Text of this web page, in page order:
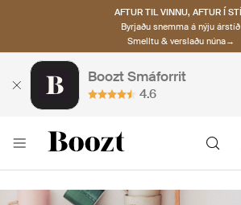
AFTUR TIL VINNU, AFTUR Í
Byrjaðu snemma á nýju árstíð
Smelltu & verslaðu núna→
Boozt Smáforrit
4.6